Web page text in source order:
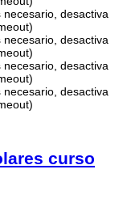
desactiva
desactiva
desactiva
desactiva
curso